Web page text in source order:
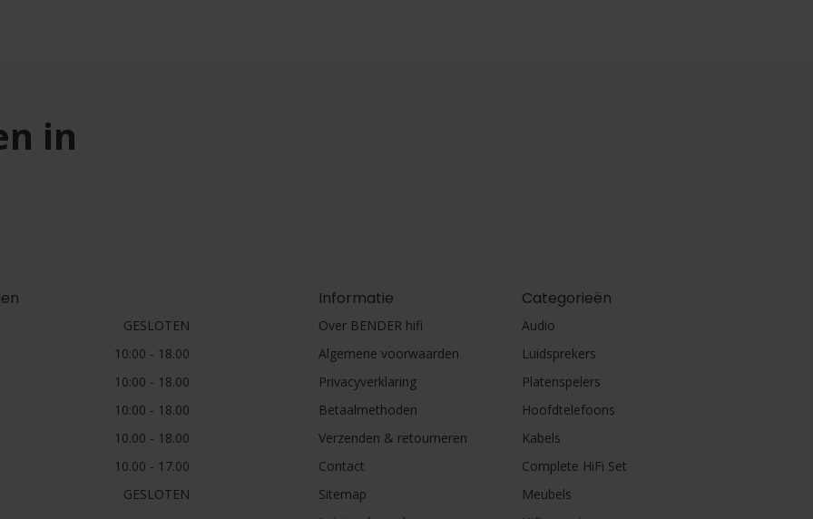
in
GESLOTEN
10:00 - 18.00
10:00 - 18.00
10:00 - 18.00
10.00 - 18.00
10.00 - 17.00
GESLOTEN
Informatie
Over BENDER hifi
Algemene voorwaarden
Privacyverklaring
Betaalmethoden
Verzenden & retourneren
Contact
Sitemap
Categorieën
Audio
Luidsprekers
Platenspelers
Hoofdtelefoons
Kabels
Complete HiFi Set
Meubels